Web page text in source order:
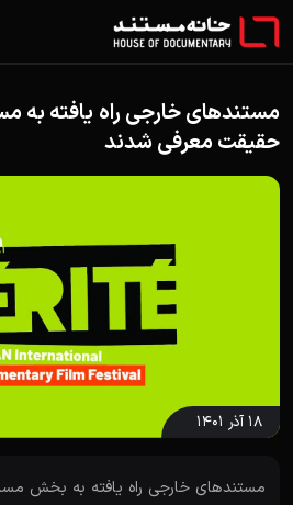
مستندهای خارجی راه یافته به
حقیقت معرفی شدند
۱۸ آذر ۱۴۰۱
مستندهای خارجی راه یافته به بخش